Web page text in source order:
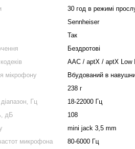
30 год в режимі
Sennheiser
Так
Бездротові
AAC / aptX / aptX Low
мікрофону
Вбудований в
238 г
Гц
18-22000 Гц
дБ
108
mini jack 3,5 mm
микрофона
80-6000 Гц